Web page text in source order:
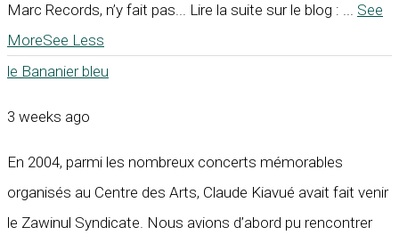
Marc Records, n’y fait pas... Lire la suite sur le blog : ... See
MoreSee Less
le Bananier bleu
3 weeks ago
En 2004, parmi les nombreux concerts mémorables
organisés au Centre des Arts, Claude Kiavué avait fait venir
le Zawinul Syndicate. Nous avions d’abord pu rencontrer